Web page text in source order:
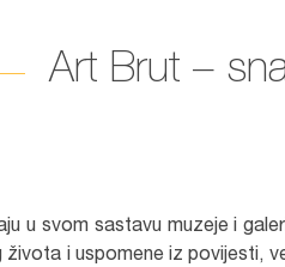
Art Brut –
u svom sastavu muzeje i
i uspomene iz povijesti,